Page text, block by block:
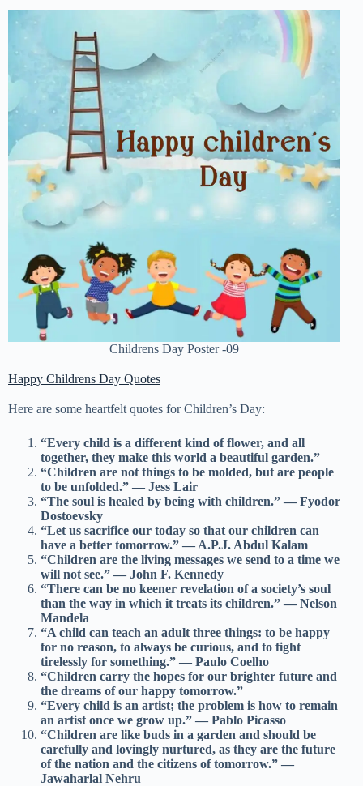
Childrens Day Poster -09
Happy Childrens Day Quotes
Here are some heartfelt quotes for Children’s Day:
“Every child is a different kind of flower, and all
together, they make this world a beautiful garden.”
“Children are not things to be molded, but are people
to be unfolded.” — Jess Lair
“The soul is healed by being with children.” — Fyodor
Dostoevsky
“Let us sacrifice our today so that our children can
have a better tomorrow.” — A.P.J. Abdul Kalam
“Children are the living messages we send to a time we
will not see.” — John F. Kennedy
“There can be no keener revelation of a society’s soul
than the way in which it treats its children.” — Nelson
Mandela
“A child can teach an adult three things: to be happy
for no reason, to always be curious, and to fight
tirelessly for something.” — Paulo Coelho
“Children carry the hopes for our brighter future and
the dreams of our happy tomorrow.”
“Every child is an artist; the problem is how to remain
an artist once we grow up.” — Pablo Picasso
“Children are like buds in a garden and should be
carefully and lovingly nurtured, as they are the future
of the nation and the citizens of tomorrow.” —
Jawaharlal Nehru